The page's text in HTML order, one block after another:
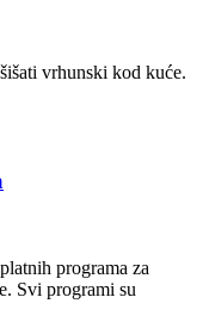
vrhunski kod kuće.
programa za
Svi programi su